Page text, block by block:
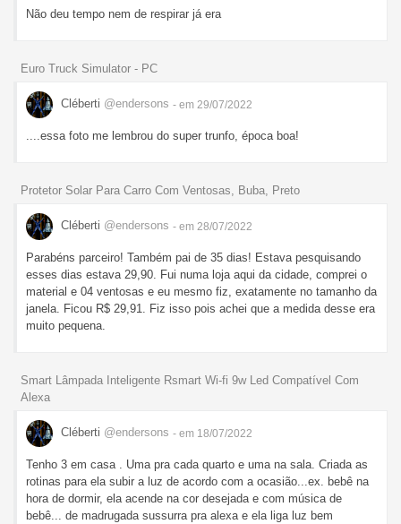
Não deu tempo nem de respirar já era
Euro Truck Simulator - PC
Cléberti @endersons - em 29/07/2022
....essa foto me lembrou do super trunfo, época boa!
Protetor Solar Para Carro Com Ventosas, Buba, Preto
Cléberti @endersons - em 28/07/2022
Parabéns parceiro! Também pai de 35 dias! Estava pesquisando
esses dias estava 29,90. Fui numa loja aqui da cidade, comprei o
material e 04 ventosas e eu mesmo fiz, exatamente no tamanho da
janela. Ficou R$ 29,91. Fiz isso pois achei que a medida desse era
muito pequena.
Smart Lâmpada Inteligente Rsmart Wi-fi 9w Led Compatível Com
Alexa
Cléberti @endersons - em 18/07/2022
Tenho 3 em casa . Uma pra cada quarto e uma na sala. Criada as
rotinas para ela subir a luz de acordo com a ocasião...ex. bebê na
hora de dormir, ela acende na cor desejada e com música de
bebê... de madrugada sussurra pra alexa e ela liga luz bem